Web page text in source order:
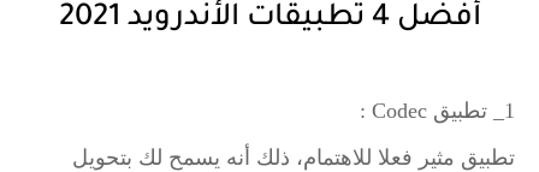
أفضل 4 تطبيقات الأندرويد 2021
1_ تطبيق Codec :
تطبيق مثير فعلا للاهتمام، ذلك أنه يسمح لك بتحويل